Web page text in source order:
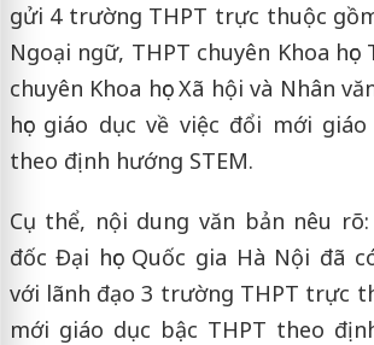
gửi 4 trường THPT trực thuộc
Ngoại ngữ, THPT chuyên Khoa
chuyên Khoa học Xã hội và Nhân
học giáo dục về việc đổi mới
theo định hướng STEM.
Cụ thể, nội dung văn bản nêu
đốc Đại học Quốc gia Hà Nội đã
với lãnh đạo 3 trường THPT trực
mới giáo dục bậc THPT theo